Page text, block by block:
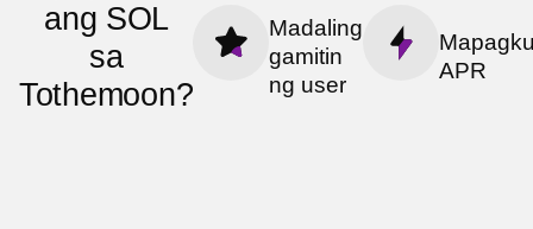
ang SOL
sa
Tothemoon?
Madaling
gamitin
ng user
APR